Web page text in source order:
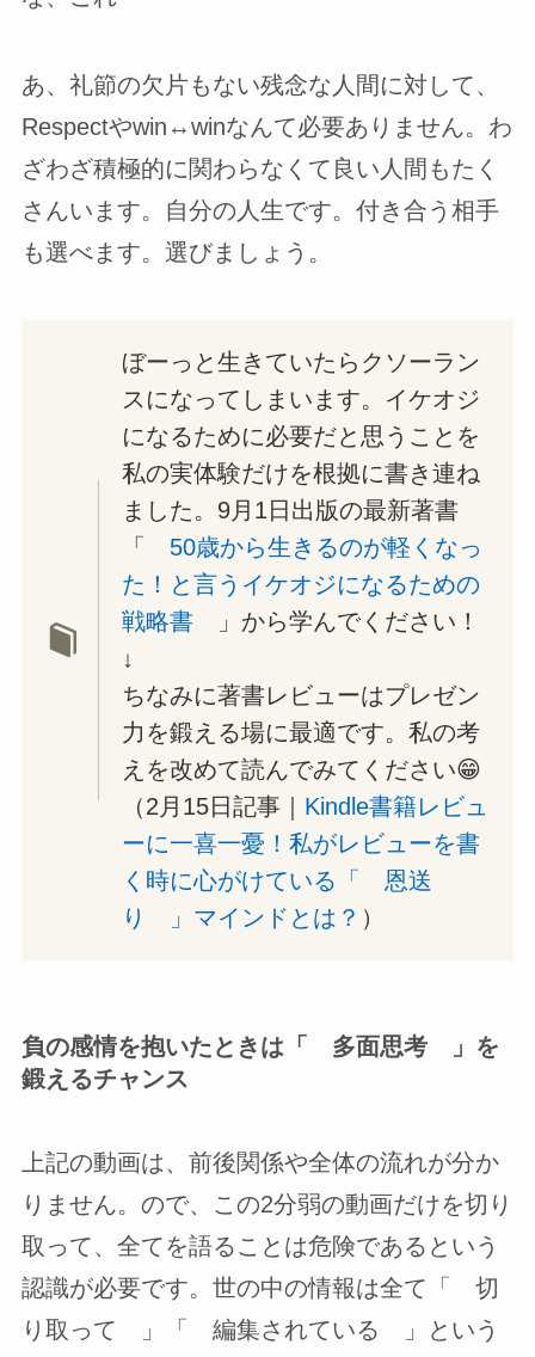
あ、礼節の欠片もない残念な人間に対して、
Respectやwin↔winなんて必要ありません。わ
ざわざ積極的に関わらなくて良い人間もたく
さんいます。自分の人生です。付き合う相手
も選べます。選びましょう。
ぼーっと生きていたらクソーラン
スになってしまいます。イケオジ
になるために必要だと思うことを
私の実体験だけを根拠に書き連ね
ました。9月1日出版の最新著書
「 50歳から生きるのが軽くなっ
た！と言うイケオジになるための
戦略書」から学んでください！
↓
ちなみに著書レビューはプレゼン
力を鍛える場に最適です。私の考
えを改めて読んでみてください😁
（2月15日記事｜ Kindle書籍レビュ
ーに一喜一憂！私がレビューを書
く時に心がけている「 恩送
り 」マインドとは？ ）
負の感情を抱いたときは「 多面思考 」を
鍛えるチャンス
上記の動画は、前後関係や全体の流れが分か
りません。ので、この2分弱の動画だけを切り
取って、全てを語ることは危険であるという
認識が必要です。世の中の情報は全て「 切
り取って 」「 編集されている 」という